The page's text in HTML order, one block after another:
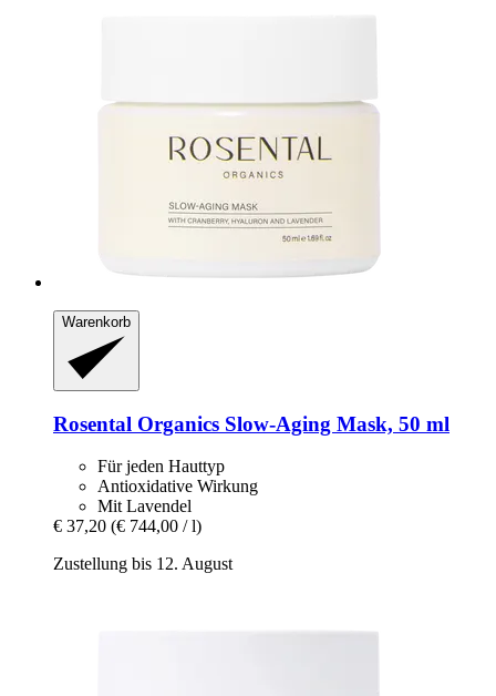
Warenkorb
Rosental Organics Slow-​Aging Mask, 50 ml
Für jeden Hauttyp
Antioxidative Wirkung
Mit Lavendel
€ 37,20 (€ 744,00 / l)
Zustellung bis 12. August